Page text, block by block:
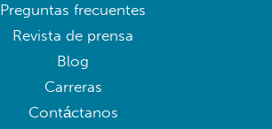
Preguntas frecuentes
Revista de prensa
Blog
Carreras
Contáctanos